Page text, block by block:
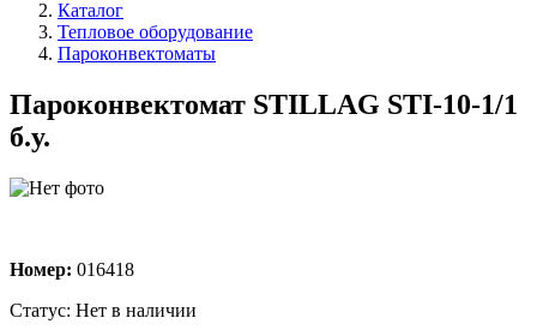
Каталог
Тепловое оборудование
Пароконвектоматы
Пароконвектомат STILLAG STI-10-1/1
б.у.
Номер: 016418
Статус: Нет в наличии